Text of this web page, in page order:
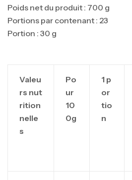
Poids net du produit : 700 g
Portions par contenant : 23
Portion : 30 g
Valeu
rs nut
rition
nelle
s
Po
ur
10
0g
1 p
or
tio
n